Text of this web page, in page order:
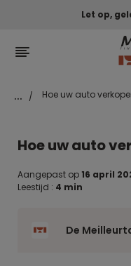
Let op,

... / Hoe uw auto
Hoe uw auto
Aangepast op 16 april
Leestijd : 4 min
De